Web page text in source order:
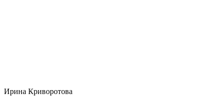
Ирина Криворотова